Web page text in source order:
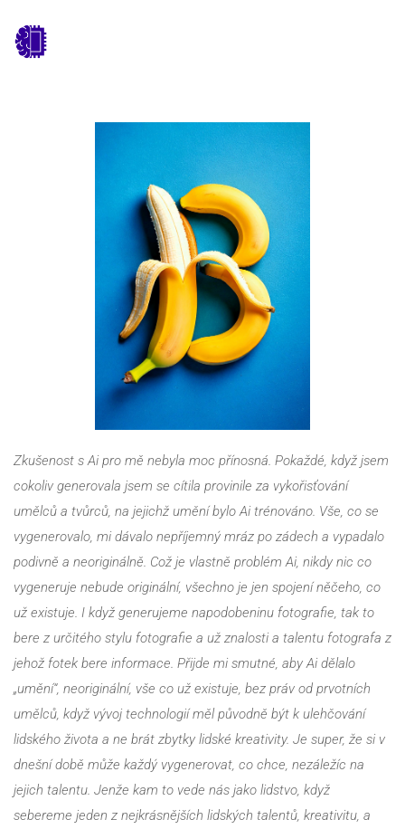
Zkušenost s Ai pro mě nebyla moc přínosná. Pokaždé, když jsem
cokoliv generovala jsem se cítila provinile za vykořisťování
umělců a tvůrců, na jejichž umění bylo Ai trénováno. Vše, co se
vygenerovalo, mi dávalo nepříjemný mráz po zádech a vypadalo
podivně a neoriginálně. Což je vlastně problém Ai, nikdy nic co
vygeneruje nebude originální, všechno je jen spojení něčeho, co
už existuje. I když generujeme napodobeninu fotografie, tak to
bere z určitého stylu fotografie a už znalosti a talentu fotografa z
jehož fotek bere informace. Přijde mi smutné, aby Ai dělalo
„umění“, neoriginální, vše co už existuje, bez práv od prvotních
umělců, když vývoj technologií měl původně být k ulehčování
lidského života a ne brát zbytky lidské kreativity. Je super, že si v
dnešní době může každý vygenerovat, co chce, nezáležíc na
jejich talentu. Jenže kam to vede nás jako lidstvo, když
sebereme jeden z nejkrásnějších lidských talentů, kreativitu, a